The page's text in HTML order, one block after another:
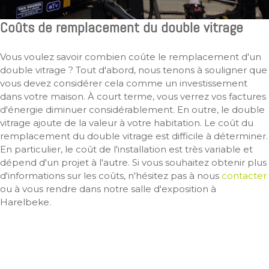
Coûts de remplacement du double vitrage
Vous voulez savoir combien coûte le remplacement d'un
double vitrage ? Tout d'abord, nous tenons à souligner que
vous devez considérer cela comme un investissement
dans votre maison. À court terme, vous verrez vos factures
d'énergie diminuer considérablement. En outre, le double
vitrage ajoute de la valeur à votre habitation. Le coût du
remplacement du double vitrage est difficile à déterminer.
En particulier, le coût de l'installation est très variable et
dépend d'un projet à l'autre. Si vous souhaitez obtenir plus
d'informations sur les coûts, n'hésitez pas à nous contacter
ou à vous rendre dans notre salle d'exposition à
Harelbeke.